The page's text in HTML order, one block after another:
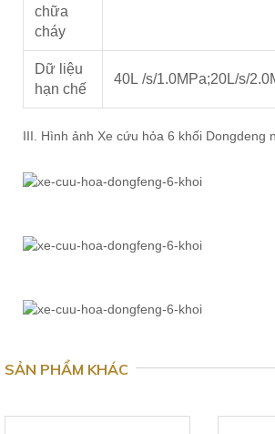
chữa
cháy
Dữ liệu
hạn chế
40L /s/1.0MPa;20L/s/
III. Hình ảnh Xe cứu hỏa 6 khối Dongdeng
SẢN PHẨM KHÁC